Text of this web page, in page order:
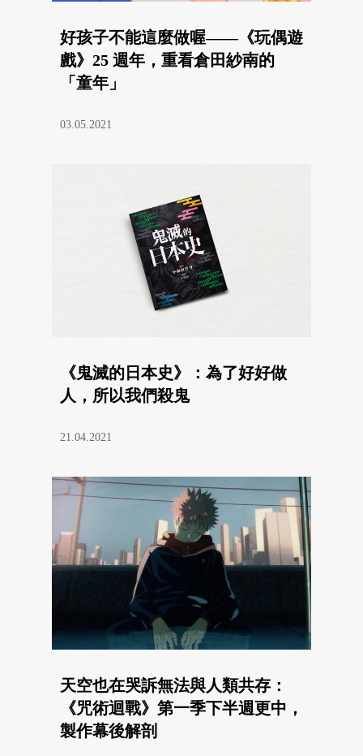
好孩子不能這麼做喔——《玩偶遊
戲》25 週年，重看倉田紗南的
「童年」
03.05.2021
《鬼滅的日本史》：為了好好做
人，所以我們殺鬼
21.04.2021
天空也在哭訴無法與人類共存：
《咒術迴戰》第一季下半週更中，
製作幕後解剖